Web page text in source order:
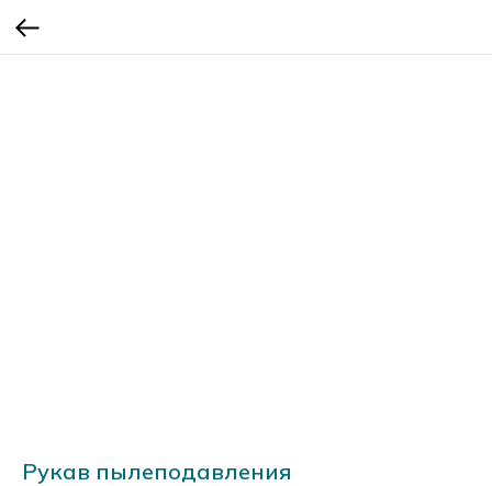
Рукав пылеподавления